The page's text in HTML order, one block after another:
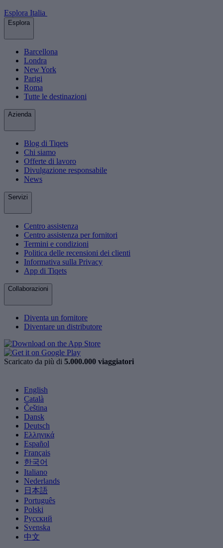
Esplora Italia
Esplora
Barcellona
Londra
New York
Parigi
Roma
Tutte le destinazioni
Azienda
Blog di Tiqets
Chi siamo
Offerte di lavoro
Divulgazione responsabile
News
Servizi
Centro assistenza
Centro assistenza per fornitori
Termini e condizioni
Politica delle recensioni dei clienti
Informativa sulla Privacy
App di Tiqets
Collaborazioni
Diventa un fornitore
Diventare un distributore
Scaricato da più di 5.000.000 viaggiatori
English
Català
Čeština
Dansk
Deutsch
Ελληνικά
Español
Français
한국어
Italiano
Nederlands
日本語
Português
Polski
Русский
Svenska
中文